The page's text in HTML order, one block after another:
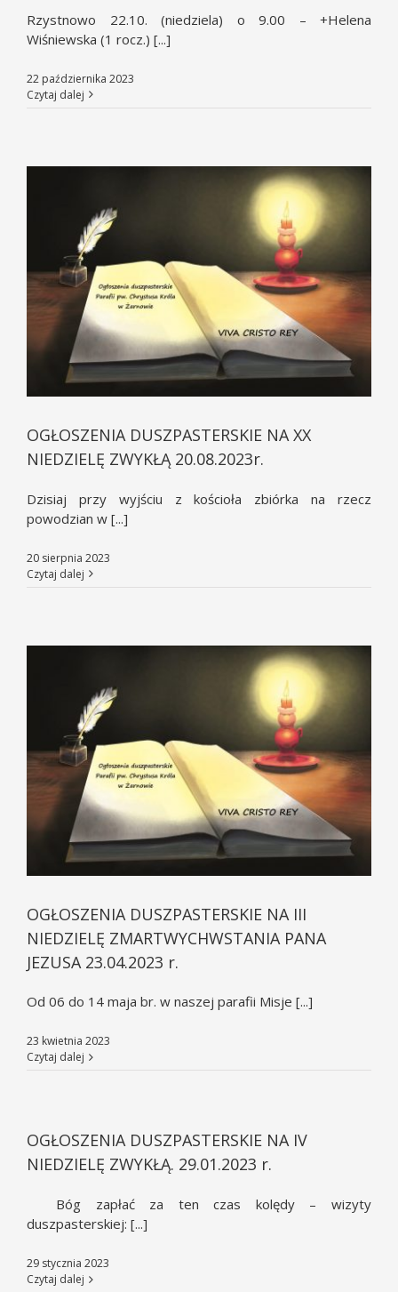
Rzystnowo 22.10. (niedziela) o 9.00 – +Helena
Wiśniewska (1 rocz.) [...]
22 października 2023
Czytaj dalej
OGŁOSZENIA DUSZPASTERSKIE NA XX
NIEDZIELĘ ZWYKŁĄ 20.08.2023r.
Dzisiaj przy wyjściu z kościoła zbiórka na rzecz
powodzian w [...]
20 sierpnia 2023
Czytaj dalej
OGŁOSZENIA DUSZPASTERSKIE NA III
NIEDZIELĘ ZMARTWYCHWSTANIA PANA
JEZUSA 23.04.2023 r.
Od 06 do 14 maja br. w naszej parafii Misje [...]
23 kwietnia 2023
Czytaj dalej
OGŁOSZENIA DUSZPASTERSKIE NA IV
NIEDZIELĘ ZWYKŁĄ. 29.01.2023 r.
Bóg zapłać za ten czas kolędy – wizyty
duszpasterskiej: [...]
29 stycznia 2023
Czytaj dalej